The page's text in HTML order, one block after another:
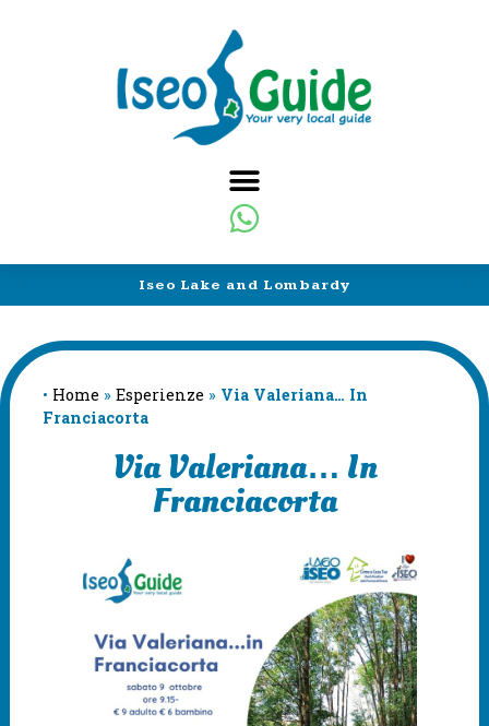
Iseo Lake and Lombardy
• Home » Esperienze » Via Valeriana… In
Franciacorta
Via Valeriana… In
Franciacorta